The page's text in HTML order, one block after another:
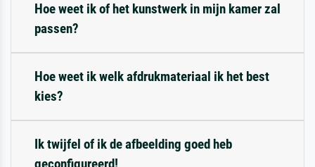
Hoe weet ik of het kunstwerk in mijn kamer zal
passen?
Hoe weet ik welk afdrukmateriaal ik het best
kies?
Ik twijfel of ik de afbeelding goed heb